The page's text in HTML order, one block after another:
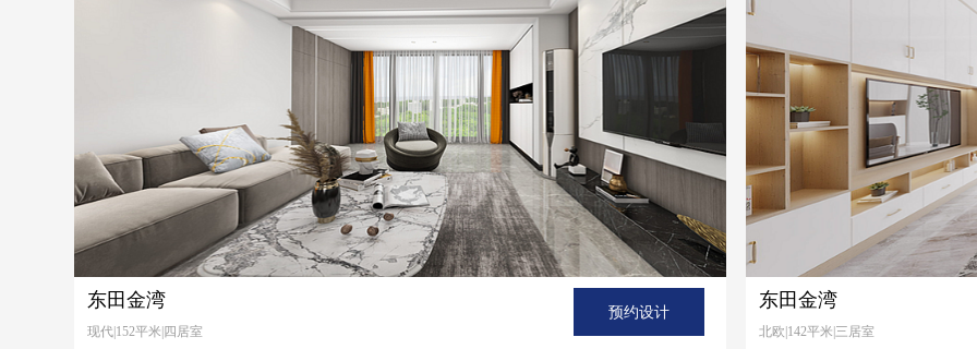
预约设计
东田金湾
现代|152平米|四居室
东田金湾
北欧|142平米|三居室